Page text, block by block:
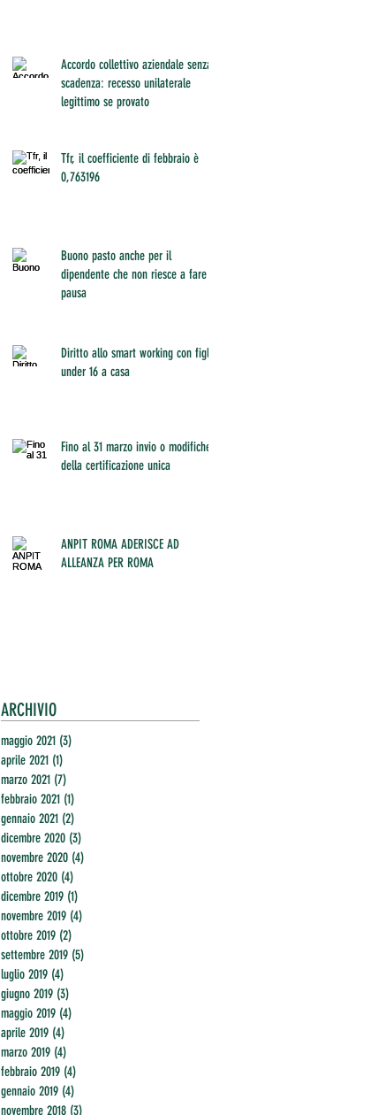
Accordo collettivo aziendale senza
scadenza: recesso unilaterale
legittimo se provato
Tfr, il coefficiente di febbraio è
0,763196
Buono pasto anche per il
dipendente che non riesce a fare
pausa
Diritto allo smart working con figli
under 16 a casa
Fino al 31 marzo invio o modifiche
della certificazione unica
ANPIT ROMA ADERISCE AD
ALLEANZA PER ROMA
ARCHIVIO
maggio 2021 (3)
aprile 2021 (1)
marzo 2021 (7)
febbraio 2021 (1)
gennaio 2021 (2)
dicembre 2020 (3)
novembre 2020 (4)
ottobre 2020 (4)
dicembre 2019 (1)
novembre 2019 (4)
ottobre 2019 (2)
settembre 2019 (5)
luglio 2019 (4)
giugno 2019 (3)
maggio 2019 (4)
aprile 2019 (4)
marzo 2019 (4)
febbraio 2019 (4)
gennaio 2019 (4)
novembre 2018 (3)